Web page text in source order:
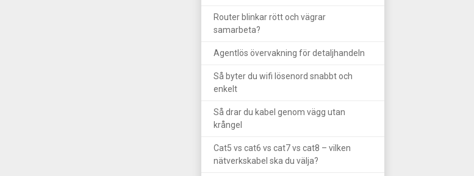
Router blinkar rött och vägrar
samarbeta?
Agentlös övervakning för detaljhandeln
Så byter du wifi lösenord snabbt och
enkelt
Så drar du kabel genom vägg utan
krångel
Cat5 vs cat6 vs cat7 vs cat8 – vilken
nätverkskabel ska du välja?